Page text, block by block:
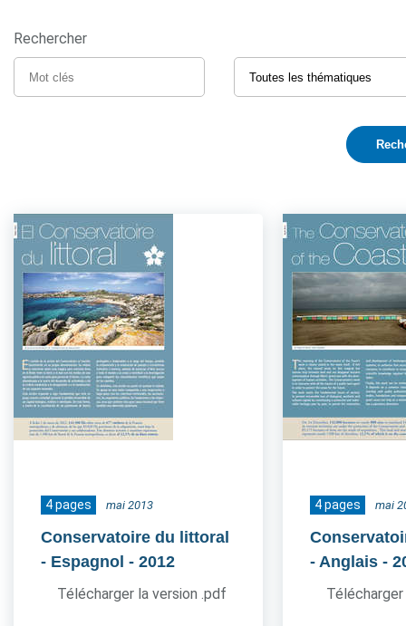
Rechercher
4 pages mai 2013
Conservatoire du littoral
- Espagnol - 2012
Télécharger la version .pdf
4 pages mai
- Anglais -